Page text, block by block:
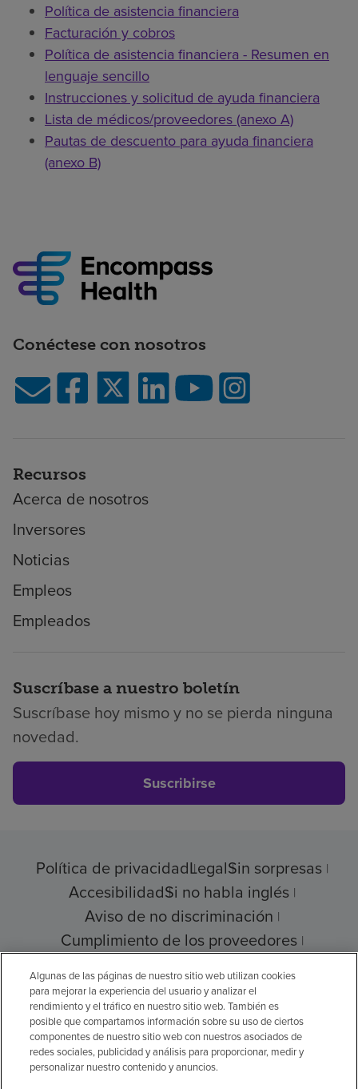
Política de asistencia financiera
Facturación y cobros
Política de asistencia financiera - Resumen en
lenguaje sencillo
Instrucciones y solicitud de ayuda financiera
Lista de médicos/proveedores (anexo A)
Pautas de descuento para ayuda financiera
(anexo B)
Conéctese con nosotros
Recursos
Acerca de nosotros
Inversores
Noticias
Empleos
Empleados
Suscríbase a nuestro boletín
Suscríbase hoy mismo y no se pierda ninguna
novedad.
Suscribirse
Política de privacidadLegalSin sorpresas
AccesibilidadSi no habla inglés
Aviso de no discriminación
Cumplimiento de los proveedores
© 2026 Encompass Health Corporation
Preferencias de cookies
Algunas de las páginas de nuestro sitio web utilizan cookies
para mejorar la experiencia del usuario y analizar el
rendimiento y el tráfico en nuestro sitio web. También es
posible que compartamos información sobre su uso de ciertos
componentes de nuestro sitio web con nuestros asociados de
redes sociales, publicidad y análisis para proporcionar, medir y
personalizar nuestro contenido y anuncios.